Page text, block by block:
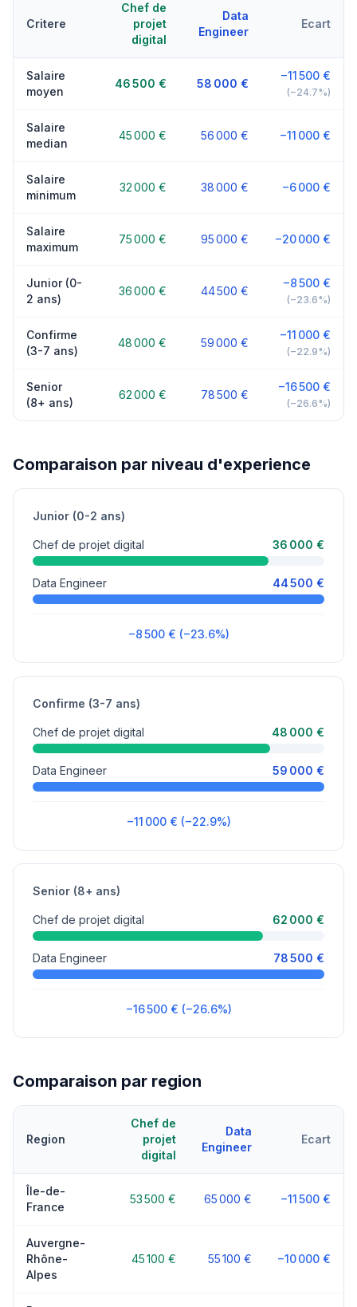
Critere
Chef de
projet
digital
Data
Engineer
Ecart
Salaire
moyen
46 500 € 58 000 €
−11 500 €
(−24.7%)
Salaire
median
45 000 € 56 000 € −11 000 €
Salaire
minimum
32 000 € 38 000 € −6 000 €
Salaire
maximum
75 000 € 95 000 € −20 000 €
Junior (0-
2 ans)
36 000 € 44 500 €
−8 500 €
(−23.6%)
Confirme
(3-7 ans)
48 000 € 59 000 €
−11 000 €
(−22.9%)
Senior
(8+ ans)
62 000 € 78 500 €
−16 500 €
(−26.6%)
Comparaison par niveau d'experience
Junior (0-2 ans)
Chef de projet digital 36 000 €
Data Engineer 44 500 €
−8 500 € (−23.6%)
Confirme (3-7 ans)
Chef de projet digital 48 000 €
Data Engineer 59 000 €
−11 000 € (−22.9%)
Senior (8+ ans)
Chef de projet digital 62 000 €
Data Engineer 78 500 €
−16 500 € (−26.6%)
Comparaison par region
Region
Chef de
projet
digital
Data
Engineer
Ecart
Île-de-
France
53 500 € 65 000 € −11 500 €
Auvergne-
Rhône-
Alpes
45 100 € 55 100 € −10 000 €